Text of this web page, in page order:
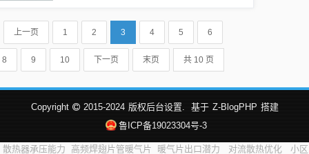
等多重因素影响。当前毛皮市场呈现出多元化趋
势，不同种类毛皮价格表现各异。总体来看，毛...
上一页 1 2 3 4 5 6
8 9 10 下一页 末页 共 10 页
Copyright 2015-2024 版权后台设置. 基于 Z-BlogPHP 搭建
鲁ICP备19023304号-3
散热器承压能力 高频焊翅片管暖气片 暖气片出口潜力 对流散热优化 小区